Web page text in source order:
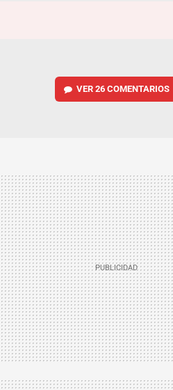
VER 26 COMENTARIOS